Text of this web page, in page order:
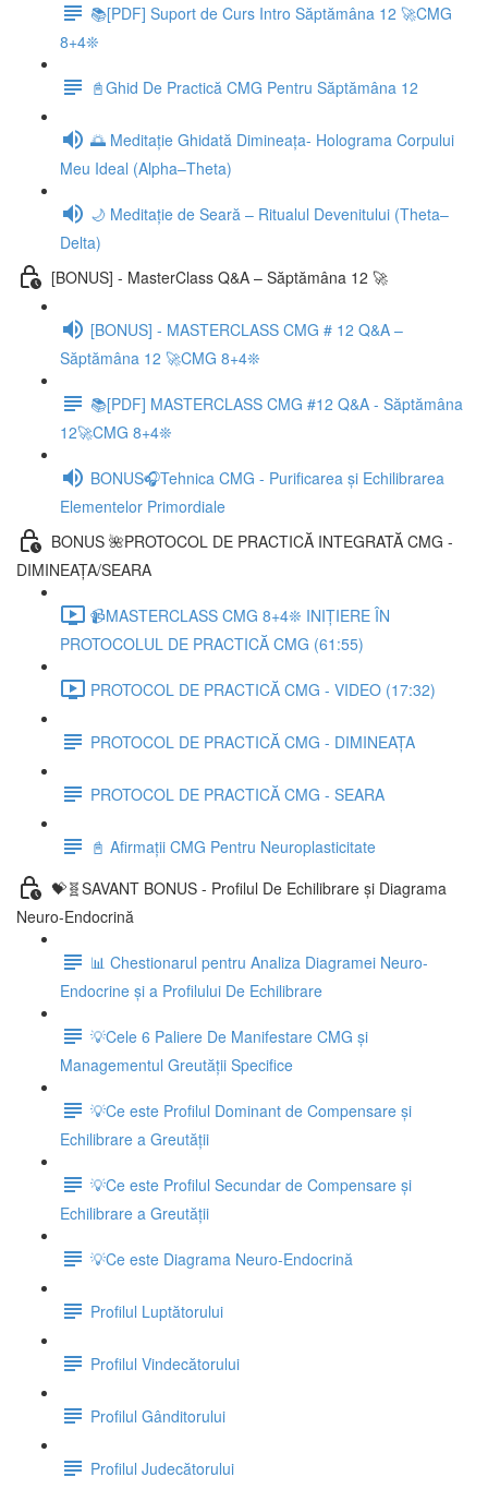
📚[PDF] Suport de Curs Intro Săptămâna 12 🚀CMG
8+4❊
📓Ghid De Practică CMG Pentru Săptămâna 12
🌅 Meditație Ghidată Dimineața- Holograma Corpului
Meu Ideal (Alpha–Theta)
🌙 Meditație de Seară – Ritualul Devenitului (Theta–
Delta)
[BONUS] - MasterClass Q&A – Săptămâna 12 🚀
[BONUS] - MASTERCLASS CMG # 12 Q&A –
Săptămâna 12 🚀CMG 8+4❊
📚[PDF] MASTERCLASS CMG #12 Q&A - Săptămâna
12🚀CMG 8+4❊
BONUS🎧Tehnica CMG - Purificarea și Echilibrarea
Elementelor Primordiale
BONUS 🌺PROTOCOL DE PRACTICĂ INTEGRATĂ CMG -
DIMINEAȚA/SEARA
📹MASTERCLASS CMG 8+4❊ INIȚIERE ÎN
PROTOCOLUL DE PRACTICĂ CMG (61:55)
PROTOCOL DE PRACTICĂ CMG - VIDEO (17:32)
PROTOCOL DE PRACTICĂ CMG - DIMINEAȚA
PROTOCOL DE PRACTICĂ CMG - SEARA
📓 Afirmații CMG Pentru Neuroplasticitate
💝🧬SAVANT BONUS - Profilul De Echilibrare și Diagrama
Neuro-Endocrină
📊 Chestionarul pentru Analiza Diagramei Neuro-
Endocrine și a Profilului De Echilibrare
💡Cele 6 Paliere De Manifestare CMG și
Managementul Greutății Specifice
💡Ce este Profilul Dominant de Compensare și
Echilibrare a Greutății
💡Ce este Profilul Secundar de Compensare și
Echilibrare a Greutății
💡Ce este Diagrama Neuro-Endocrină
Profilul Luptătorului
Profilul Vindecătorului
Profilul Gânditorului
Profilul Judecătorului